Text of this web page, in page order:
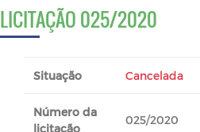
LICITAÇÃO 025/2020
Situação Cancelada
Número da
licitação
025/2020